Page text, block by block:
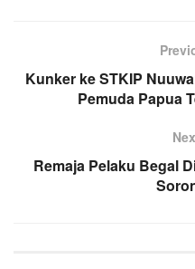
Kunker ke STKIP
Pemuda Papua
Remaja Pelaku Begal